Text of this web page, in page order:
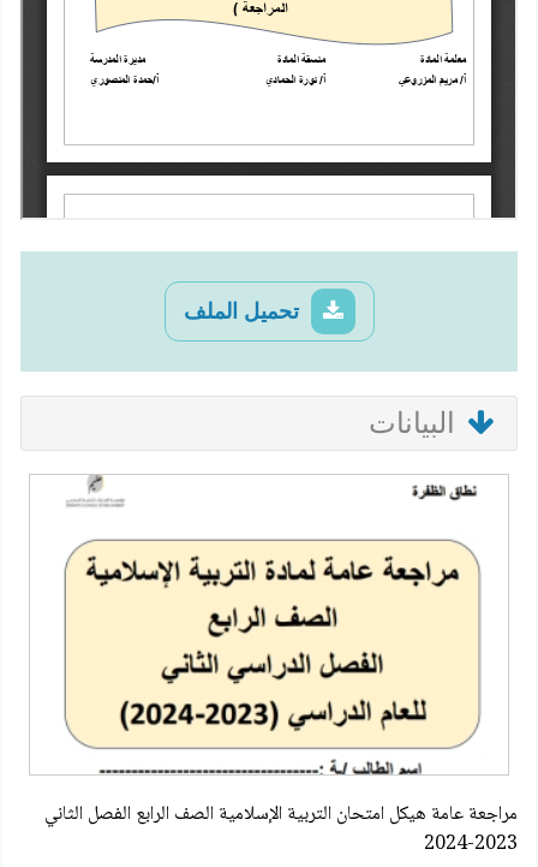
تحميل الملف
البيانات
مراجعة عامة هيكل امتحان التربية الإسلامية الصف الرابع الفصل الثاني
2023-2024